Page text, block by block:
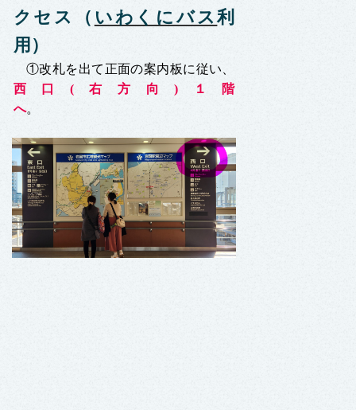
クセス
（ いわくにバス利
用）
①改札を出て正面の案内板に従い、
西口(右方向)１階
へ。